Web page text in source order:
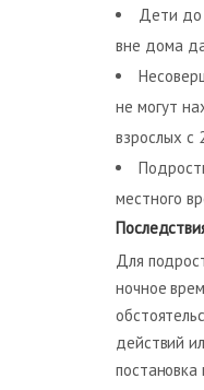
Дети до
вне дома
не могут
взрослых с
местного
Для
ночное
действий
постановка